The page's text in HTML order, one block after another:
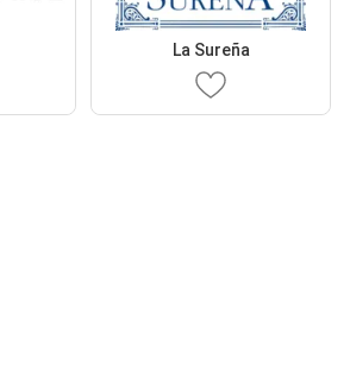
La Sureña